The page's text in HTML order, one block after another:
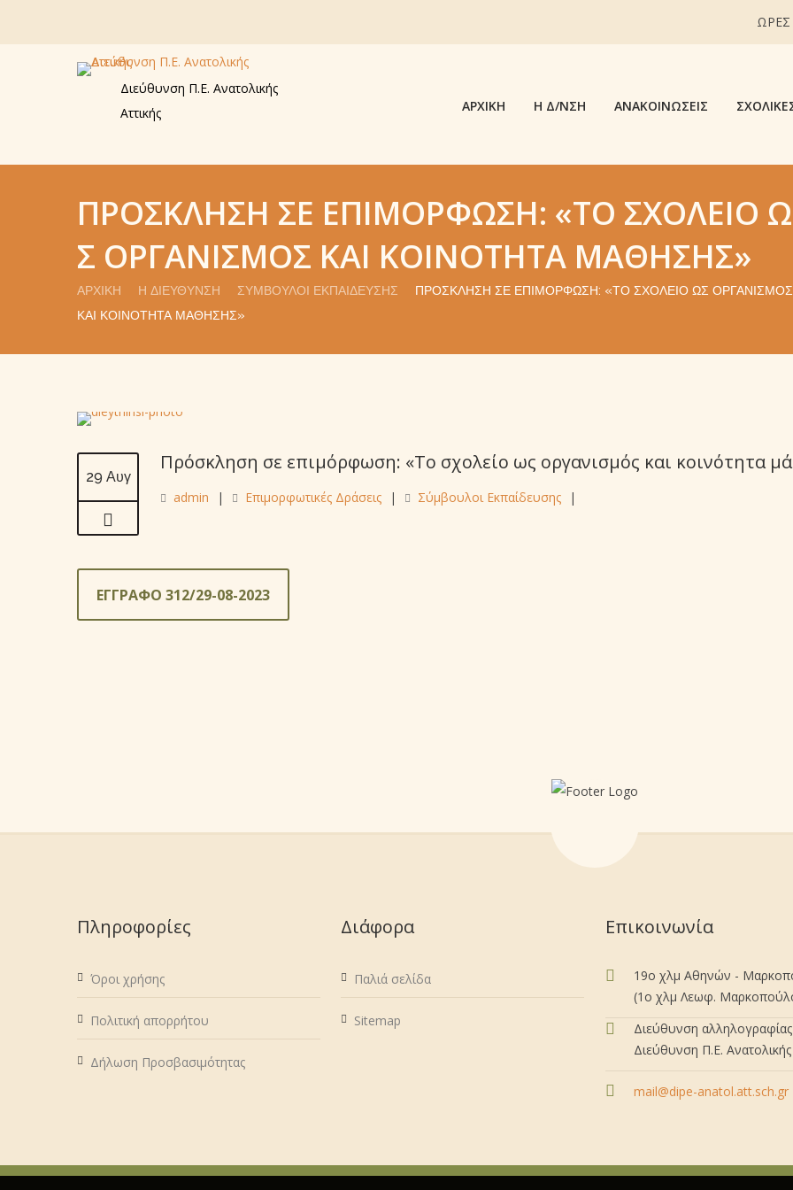
ΩΡΕΣ
Διεύθυνση Π.Ε. Ανατολικής
Αττικής
ΑΡΧΙΚΉ Η Δ/ΝΣΗ ΑΝΑΚΟΙΝΏΣΕΙΣ
ΠΡΌΣΚΛΗΣΗ ΣΕ ΕΠΙΜΌΡΦΩΣΗ: «ΤΟ ΣΧΟΛΕΊΟ Ω
Σ ΟΡΓΑΝΙΣΜΌΣ ΚΑΙ ΚΟΙΝΌΤΗΤΑ ΜΆΘΗΣΗΣ»
ΑΡΧΙΚΉ Η ΔΙΕΎΘΥΝΣΗ ΣΎΜΒΟΥΛΟΙ ΕΚΠΑΊΔΕΥΣΗΣ
ΠΡΌΣΚΛΗΣΗ ΣΕ ΕΠΙΜΌΡΦΩΣΗ: «ΤΟ ΣΧΟΛΕΊΟ ΩΣ ΟΡΓΑΝΙΣΜΌΣ
ΚΑΙ ΚΟΙΝΌΤΗΤΑ ΜΆΘΗΣΗΣ»
29 Αυγ
Πρόσκληση σε επιμόρφωση: «Το σχολείο ως οργανισμός και κοινότητα
admin | Επιμορφωτικές Δράσεις | Σύμβουλοι Εκπαίδευσης |
ΕΓΓΡΑΦΟ 312/29-08-2023
Πληροφορίες
Όροι χρήσης
Πολιτική απορρήτου
Δήλωση Προσβασιμότητας
Διάφορα
Παλιά σελίδα
Sitemap
Επικοινωνία
19ο χλμ Αθηνών -
(1ο χλμ Λεωφ.
Διεύθυνση
Διεύθυνση Π.Ε.
mail@dipe-anatol.att.sch.gr